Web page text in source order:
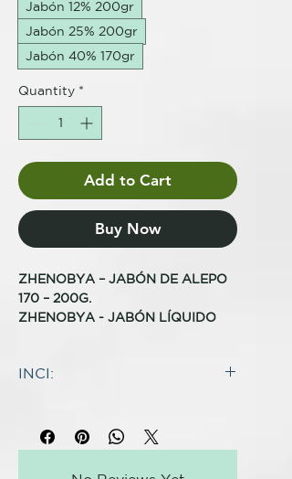
Jabón 12% 200gr
Jabón 25% 200gr
Jabón 40% 170gr
Quantity *
Add to Cart
Buy Now
ZHENOBYA – JABÓN DE ALEPO
170 – 200G.
ZHENOBYA - JABÓN LÍQUIDO
y ya no solo porque la
formulación de los mismos no
INCI:
(Oliva) *, aceite de hoja de Laurus